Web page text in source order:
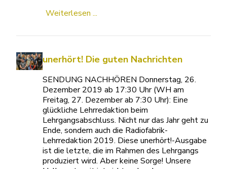
Weiterlesen ...
unerhört! Die guten Nachrichten
SENDUNG NACHHÖREN Donnerstag, 26.
Dezember 2019 ab 17:30 Uhr (WH am
Freitag, 27. Dezember ab 7:30 Uhr): Eine
glückliche Lehrredaktion beim
Lehrgangsabschluss. Nicht nur das Jahr geht zu
Ende, sondern auch die Radiofabrik-
Lehrredaktion 2019. Diese unerhört!-Ausgabe
ist die letzte, die im Rahmen des Lehrgangs
produziert wird. Aber keine Sorge! Unsere